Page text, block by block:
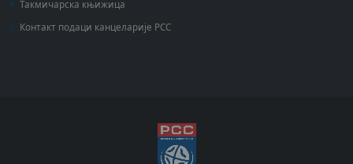
Такмичарска књижица
Контакт подаци канцеларије РСС